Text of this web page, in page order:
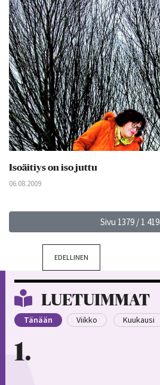
Isoäitiys on iso juttu
06.08.2009
Sivu 1379 / 1 419
EDELLINEN
LUETUIMMAT
Tänään Viikko Kuukausi
1